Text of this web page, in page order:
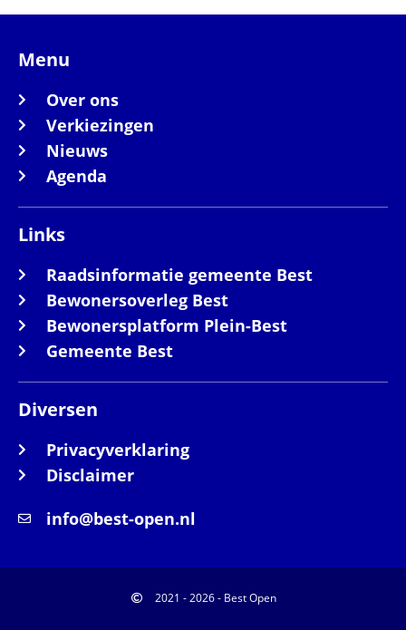
Menu
Over ons
Verkiezingen
Nieuws
Agenda
Links
Raadsinformatie gemeente Best
Bewonersoverleg Best
Bewonersplatform Plein-Best
Gemeente Best
Diversen
Privacyverklaring
Disclaimer
info@best-open.nl
2021 - 2026 - Best Open